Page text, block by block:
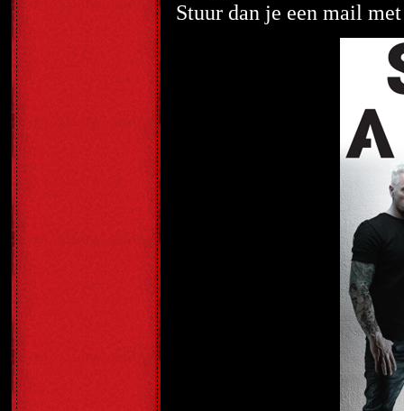
Stuur dan je een mail